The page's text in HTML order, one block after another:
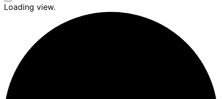
Seitenleiste
&
Loading view.